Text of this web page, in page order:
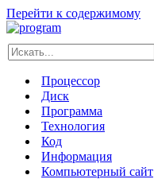
Перейти к содержимому
Искать...
Процессор
Диск
Программа
Технология
Код
Информация
Компьютерный сайт